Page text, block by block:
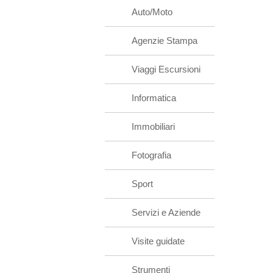
Auto/Moto
Agenzie Stampa
Viaggi Escursioni
Informatica
Immobiliari
Fotografia
Sport
Servizi e Aziende
Visite guidate
Strumenti